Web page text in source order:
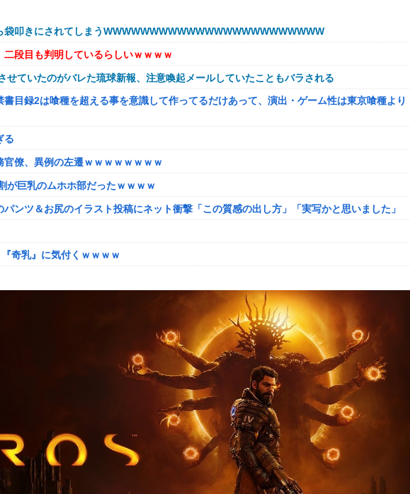
砲より遥かに威力は弱いが、僕のノロケ砲をお見舞いする」
泊旅したいよな？？？
実力とその人気が伴わない微妙すぎるキャラさん決まる！！
ゲリラ豪雨が直撃、水が溢れてどんどん浸かっていくのを……
か悪いことしたの
には騙されないぞ スキャンプくらいヌルイのなら考える
！
ンが90度直角カーブで韓国に向かう予想‥世界各国の最新スパコン気象予測モデルがはじき
です‥」
業ラインやスポットワーク
キ問題の原因が明らかになるも解決には至っておらずめども立たず
『コレ』依存、めちゃくちゃ深刻な模様w w w w w w w w w w
面公開キター！ウルザちゃんは今回も美しい…。前作で助けたシィルもいるぞ！
のファフナー？」モバP「資料だから見といてくれ」
選手とウメハラ選手が婚姻届の証人に。
付けの濃いウマ娘からしか得られない栄養素はある
もないスピンオフ漫画が連載決定ｗｗｗｗｗｗｗｗｗｗｗｗｗｗｗｗｗｗｗｗｗ
選手が極悪すぎて5年間の出場停止処分に。
袋叩きにされてしまうWWWWWWWWWWWWWWWWWWWWWWWW
二段目も判明しているらしいｗｗｗｗ
せていたのがバレた琉球新報、注意喚起メールしていたこともバラされる
目録2は喰種を超える事を意識して作ってるだけあって、演出・ゲーム性は東京喰種より
る
官僚、異例の左遷ｗｗｗｗｗｗｗｗ
が巨乳のムホホ部だったｗｗｗｗ
パンツ＆お尻のイラスト投稿にネット衝撃「この質感の出し方」「実写かと思いました」
奇乳』に気付くｗｗｗｗ
には騙されないぞ スキャンプくらいヌルイのなら考える
る』評判＆感想まとめ｜通常時はポイント集めで修行、あっぱれチャンスの河童が強い、
者を「植物状態」に 脳腫瘍摘出手術で腫瘍の無い部位を摘出してしまう
ぎるｗｗｗｗｗｗｗ 【Pickup07091615】
ん、プリケツ
｣が始まった…